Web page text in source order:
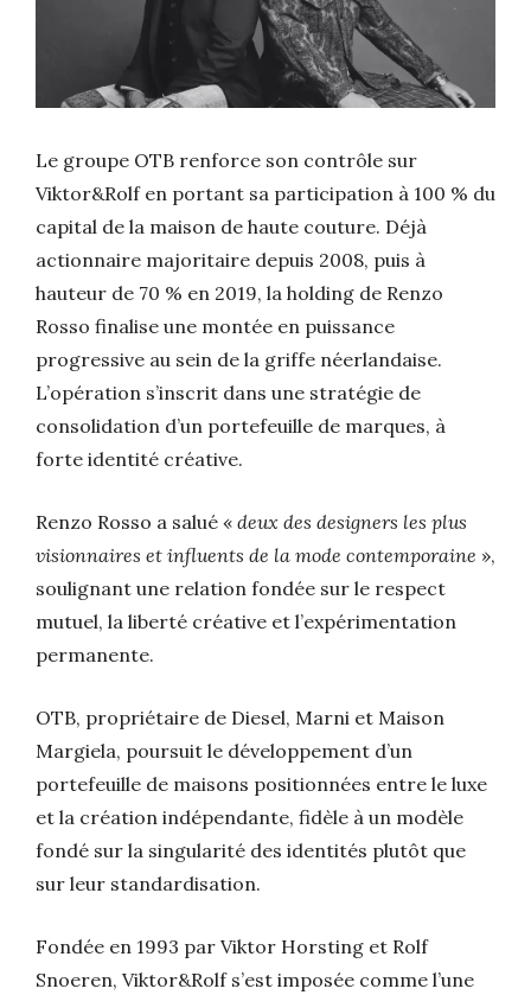
Le groupe OTB renforce son contrôle sur
Viktor&Rolf en portant sa participation à 100 % du
capital de la maison de haute couture. Déjà
actionnaire majoritaire depuis 2008, puis à
hauteur de 70 % en 2019, la holding de Renzo
Rosso finalise une montée en puissance
progressive au sein de la griffe néerlandaise.
L’opération s’inscrit dans une stratégie de
consolidation d’un portefeuille de marques, à
forte identité créative.
Renzo Rosso a salué « deux des designers les plus
visionnaires et influents de la mode contemporaine »,
soulignant une relation fondée sur le respect
mutuel, la liberté créative et l’expérimentation
permanente.
OTB, propriétaire de Diesel, Marni et Maison
Margiela, poursuit le développement d’un
portefeuille de maisons positionnées entre le luxe
et la création indépendante, fidèle à un modèle
fondé sur la singularité des identités plutôt que
sur leur standardisation.
Fondée en 1993 par Viktor Horsting et Rolf
Snoeren, Viktor&Rolf s’est imposée comme l’une